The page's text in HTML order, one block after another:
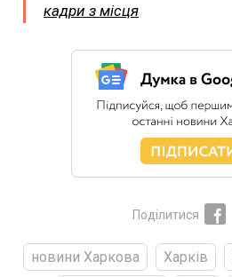
кадри з місця
Поділитися
новини Харкова Харків